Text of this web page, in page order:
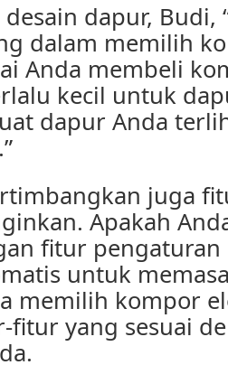
dapur, Budi,
dalam memilih
Anda membeli
kecil untuk
dapur Anda
juga
Apakah
fitur pengaturan
untuk
memilih kompor
yang sesuai